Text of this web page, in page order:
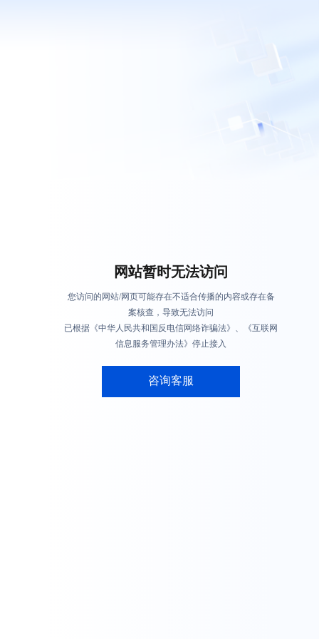
网站暂时无法访问
您访问的网站/网页可能存在不适合传播的内容或存在备
案核查，导致无法访问
已根据《中华人民共和国反电信网络诈骗法》、《互联网
信息服务管理办法》停止接入
咨询客服